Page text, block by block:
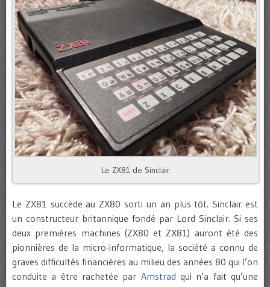
Le ZX81 de Sinclair
Le ZX81 succède au ZX80 sorti un an plus tôt. Sinclair est
un constructeur britannique fondé par Lord Sinclair. Si ses
deux premières machines (ZX80 et ZX81) auront été des
pionnières de la micro-informatique, la société a connu de
graves difficultés financières au milieu des années 80 qui l’on
conduite a être rachetée par Amstrad qui n’a fait qu’une